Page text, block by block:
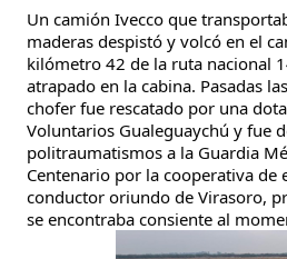
Un camión Ivecco que
maderas despistó y volcó en el
kilómetro 42 de la ruta nacional
atrapado en la cabina. Pasadas
chofer fue rescatado por una
Voluntarios Gualeguaychú y fue
politraumatismos a la Guardia
Centenario por la cooperativa de
conductor oriundo de Virasoro,
se encontraba consiente al